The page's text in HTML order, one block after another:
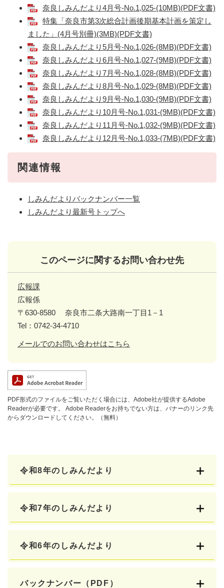
奈良しみんだより4月号-No.1,025-(10MB)(PDF文書)
特集「奈良市第3次総合計画後期基本計画を策定し
ました」(4月号別冊)(3MB)(PDF文書)
奈良しみんだより5月号-No.1,026-(8MB)(PDF文書)
奈良しみんだより6月号-No.1,027-(9MB)(PDF文書)
奈良しみんだより7月号-No.1,028-(8MB)(PDF文書)
奈良しみんだより8月号-No.1,029-(8MB)(PDF文書)
奈良しみんだより9月号-No.1,030-(9MB)(PDF文書)
奈良しみんだより10月号-No.1,031-(9MB)(PDF文書)
奈良しみんだより11月号-No.1,032-(9MB)(PDF文書)
奈良しみんだより12月号-No.1,033-(7MB)(PDF文書)
関連情報
しみんだよりバックナンバー一覧
しみんだより最新号トップへ
このページに関するお問い合わせ先
広報課
広報係
〒630-8580
奈良市二条大路南一丁目1－1
Tel：0742-34-4710
メールでのお問い合わせはこちら
PDF形式のファイルをご覧いただく場合には、Adobe社が提供するAdobe
Readerが必要です。
Adobe Readerをお持ちでない方は、バナーのリンク先
からダウンロードしてください。（無料）
令和8年のしみんだより
令和7年のしみんだより
令和6年のしみんだより
バックナンバー（PDF）